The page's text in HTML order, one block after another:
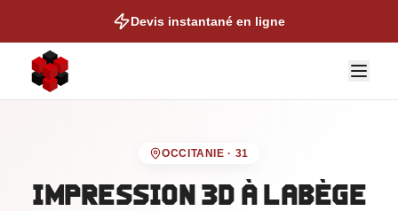
Devis instantané en ligne
OCCITANIE · 31
Impression 3D à Labège